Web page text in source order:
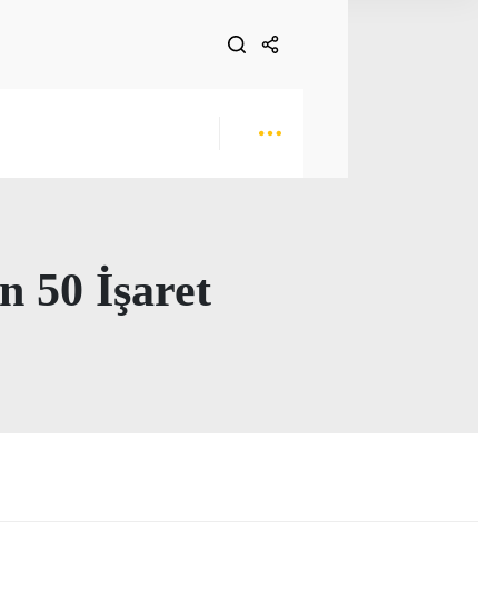
50 İşaret